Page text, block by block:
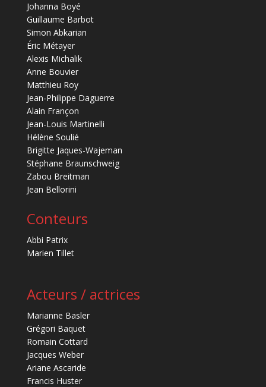
Johanna Boyé
Guillaume Barbot
Simon Abkarian
Éric Métayer
Alexis Michalik
Anne Bouvier
Matthieu Roy
Jean-Philippe Daguerre
Alain Françon
Jean-Louis Martinelli
Hélène Soulié
Brigitte Jaques-Wajeman
Stéphane Braunschweig
Zabou Breitman
Jean Bellorini
Conteurs
Abbi Patrix
Marien Tillet
Acteurs / actrices
Marianne Basler
Grégori Baquet
Romain Cottard
Jacques Weber
Ariane Ascaride
Francis Huster